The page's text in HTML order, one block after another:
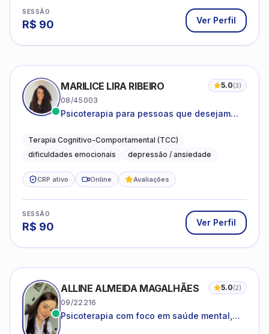
SESSÃO
R$ 90 Ver Perfil
MARILICE LIRA RIBEIRO 5.0(3)
08/45003
Psicoterapia para pessoas que desejam
dificuldades do dia a dia
Terapia Cognitivo-Comportamental (TCC)
dificuldades emocionais
depressão / ansiedade
CRP ativo Online Avaliações
SESSÃO
R$ 90 Ver Perfil
ALLINE ALMEIDA MAGALHÃES 5.0(2)
09/22216
Psicoterapia com foco em saúde mental,